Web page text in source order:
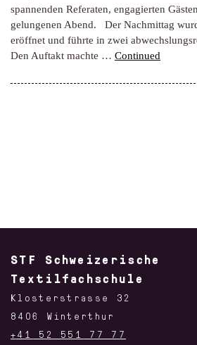
spannenden Referaten, engagierten
gelungenen Abend. Der Nachmittag
eröffnet und führte in zwei
Den Auftakt machte … Continued
STF Schweizerische
Textilfachschule
Klosterstrasse 32
8406 Winterthur
+41 52 551 77 77